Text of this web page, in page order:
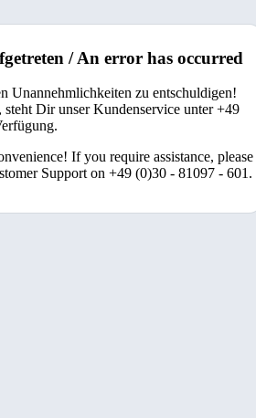
/ An error has occurred
Unannehmlichkeiten zu entschuldigen!
Dir unser Kundenservice unter +49
If you require assistance, please
Support on +49 (0)30 - 81097 - 601.